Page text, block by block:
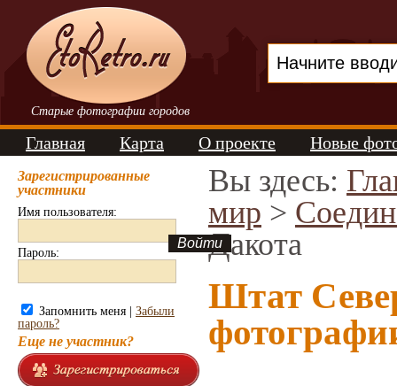
Старые фотографии городов
Главная Карта О проекте Новые
Зарегистрированные
участники
Имя пользователя:
Пароль:
Запомнить меня | Забыли
пароль?
Еще не участник?
Вы здесь:
мир >
Дакота
Штат